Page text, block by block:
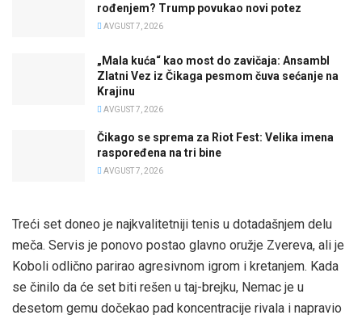
rođenjem? Trump povukao novi potez
AVGUST 7, 2026
„Mala kuća“ kao most do zavičaja: Ansambl
Zlatni Vez iz Čikaga pesmom čuva sećanje na
Krajinu
AVGUST 7, 2026
Čikago se sprema za Riot Fest: Velika imena
raspoređena na tri bine
AVGUST 7, 2026
Treći set doneo je najkvalitetniji tenis u dotadašnjem delu
meča. Servis je ponovo postao glavno oružje Zvereva, ali je
Koboli odlično parirao agresivnom igrom i kretanjem. Kada
se činilo da će set biti rešen u taj-brejku, Nemac je u
desetom gemu dočekao pad koncentracije rivala i napravio